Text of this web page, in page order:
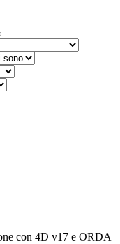
con 4D v17 e ORDA